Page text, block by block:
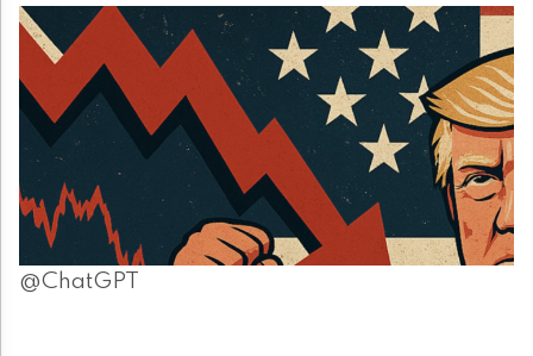
@ChatGPT